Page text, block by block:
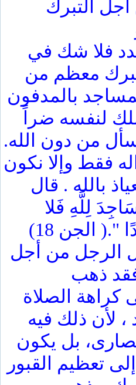
التبرك
فلا شك في
معظم من
بالمدفون
لنفسه ضراً
من دون الله.
فقط وإلا نكون
بالله . قال
لِلَّهِ فَلا
تَدْعُوا مَعَ اللَّهِ أَحَدًا ".( الجن 18)
الرجل من أجل
ذهب
كراهة الصلاة
لأن ذلك فيه
بل يكون
تعظيم القبور